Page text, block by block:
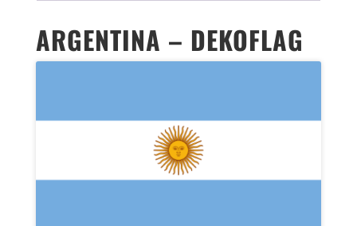
ARGENTINA – DEKOFLAG